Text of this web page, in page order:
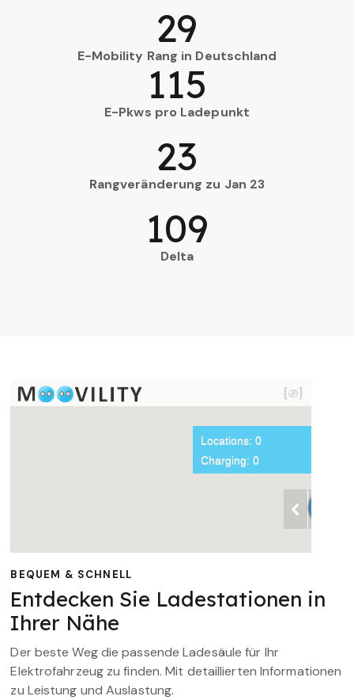
E-Mobility Rang in Deutschland
29
E-Pkws pro Ladepunkt
115
Rangveränderung zu Jan 23
23
Delta
109
BEQUEM & SCHNELL
Entdecken Sie Ladestationen in
Ihrer Nähe
Der beste Weg die passende Ladesäule für Ihr
Elektrofahrzeug zu finden. Mit detaillierten Informationen
zu Leistung und Auslastung.